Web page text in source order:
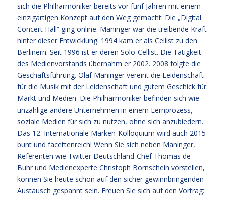
sich die Philharmoniker bereits vor fünf Jahren mit einem
einzigartigen Konzept auf den Weg gemacht: Die „Digital
Concert Hall“ ging online. Maninger war die treibende Kraft
hinter dieser Entwicklung. 1994 kam er als Cellist zu den
Berlinern. Seit 1996 ist er deren Solo-Cellist. Die Tätigkeit
des Medienvorstands übernahm er 2002. 2008 folgte die
Geschäftsführung. Olaf Maninger vereint die Leidenschaft
für die Musik mit der Leidenschaft und gutem Geschick für
Markt und Medien. Die Philharmoniker befinden sich wie
unzählige andere Unternehmen in einem Lernprozess,
soziale Medien für sich zu nutzen, ohne sich anzubiedern.
Das 12. Internationale Marken-Kolloquium wird auch 2015
bunt und facettenreich! Wenn Sie sich neben Maninger,
Referenten wie Twitter Deutschland-Chef Thomas de
Buhr und Medienexperte Christoph Bornschein vorstellen,
können Sie heute schon auf den sicher gewinnbringenden
Austausch gespannt sein. Freuen Sie sich auf den Vortrag: